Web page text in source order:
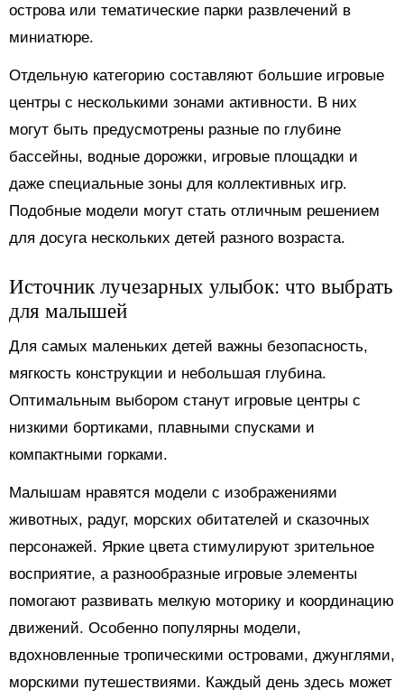
острова или тематические парки развлечений в
миниатюре.
Отдельную категорию составляют большие игровые
центры с несколькими зонами активности. В них
могут быть предусмотрены разные по глубине
бассейны, водные дорожки, игровые площадки и
даже специальные зоны для коллективных игр.
Подобные модели могут стать отличным решением
для досуга нескольких детей разного возраста.
Источник лучезарных улыбок: что выбрать
для малышей
Для самых маленьких детей важны безопасность,
мягкость конструкции и небольшая глубина.
Оптимальным выбором станут игровые центры с
низкими бортиками, плавными спусками и
компактными горками.
Малышам нравятся модели с изображениями
животных, радуг, морских обитателей и сказочных
персонажей. Яркие цвета стимулируют зрительное
восприятие, а разнообразные игровые элементы
помогают развивать мелкую моторику и координацию
движений. Особенно популярны модели,
вдохновленные тропическими островами, джунглями,
морскими путешествиями. Каждый день здесь может